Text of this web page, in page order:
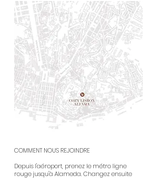
COMMENT NOUS REJOINDRE
Depuis l'aéroport, prenez le métro ligne
rouge jusqu'à Alameda. Changez ensuite